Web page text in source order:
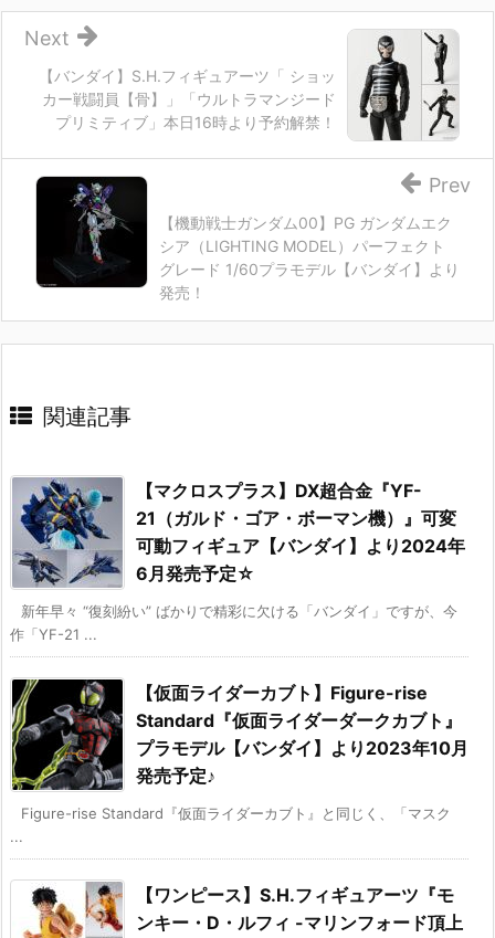
【バンダイ】S.H.フィギュアーツ「 ショッ
カー戦闘員【骨】」「ウルトラマンジード
プリミティブ」本日16時より予約解禁！
Next
【機動戦士ガンダム00】PG ガンダムエク
シア（LIGHTING MODEL）パーフェクト
グレード 1/60プラモデル【バンダイ】より
発売！
Prev
関連記事
【マクロスプラス】DX超合金『YF-
21（ガルド・ゴア・ボーマン機）』可変
可動フィギュア【バンダイ】より2024年
6月発売予定☆
新年早々 “復刻紛い” ばかりで精彩に欠ける「バンダイ」ですが、今
作「YF-21 ...
【仮面ライダーカブト】Figure-rise
Standard『仮面ライダーダークカブト』
プラモデル【バンダイ】より2023年10月
発売予定♪
Figure-rise Standard『仮面ライダーカブト』と同じく、「マスク
...
【ワンピース】S.H.フィギュアーツ『モ
ンキー・D・ルフィ -マリンフォード頂上